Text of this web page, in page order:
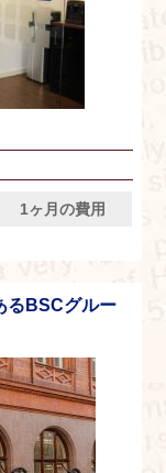
1ヶ月の費用
るBSCグルー